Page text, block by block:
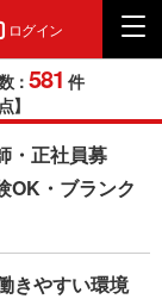
ログイン
： 581 件
】
・正社員募
OK・ブランク
きやすい環境